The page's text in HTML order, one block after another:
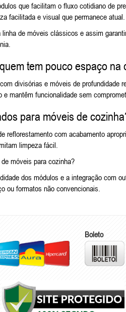
que facilitam o fluxo cotidiano de
facilitada e visual que permanece atual.
linha demóveis clássicos e assim
tem pouco espaço na
divisórias e móveis de profundidade
mantêm funcionalidade sem
para móveis de
com acabamento
limpeza fácil.
móveis para cozinha?
dos módulos e a integração com
ou formatos não convencionais.
Boleto